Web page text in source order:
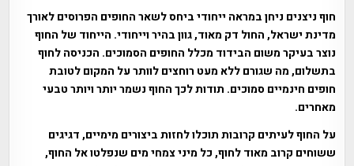
חוף ניצנים ניחן במראה ייחודי ביחס לשאר החופים הפרוסים לאורך
מדינת ישראל, החול דק מאוד, גוון בהיר וייחודי. הייחוד של החוף
נוצר בעיקר משום הבידוד מכלל החופים הסמוכים. הכניסה לחוף
בתשלום, מה שגורם ללא מעט רוחצים לוותר על המקום לטובת
חופים חינמיים סמוכים. תודות לכך החוף נשמר יותר ויותר טבעי
מאחרים.
על החוף לעיתים קרובות תוכלו לחזות ביצורים מימיים, דגיגים
ששוחים קרוב מאוד לחוף, כל מיני צמחי מים שנפלטו אל החוף,